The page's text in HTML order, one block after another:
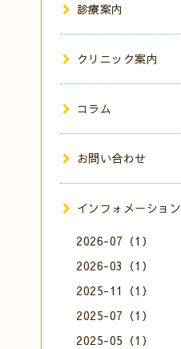
診療案内
クリニック案内
コラム
お問い合わせ
インフォメーション
2026-07（1）
2026-03（1）
2025-11（1）
2025-07（1）
2025-05（1）